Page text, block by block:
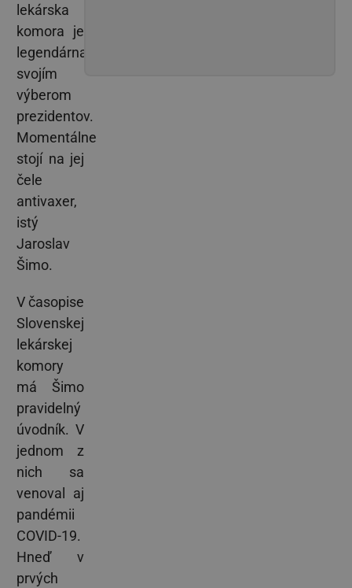
lekárska
komora je
legendárna
svojím
výberom
prezidentov.
Momentálne
stojí na jej
čele
antivaxer,
istý
Jaroslav
Šimo.
V časopise
Slovenskej
lekárskej
komory
má Šimo
pravidelný
úvodník. V
jednom z
nich sa
venoval aj
pandémii
COVID-19.
Hneď v
prvých